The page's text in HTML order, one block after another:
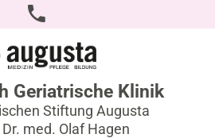
Geriatrische Klinik
Stiftung Augusta
med. Olaf Hagen